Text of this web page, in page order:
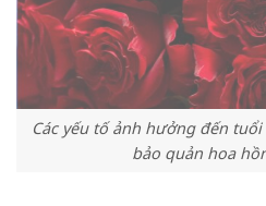
Các yếu tố ảnh hưởng đến
bảo quản hoa